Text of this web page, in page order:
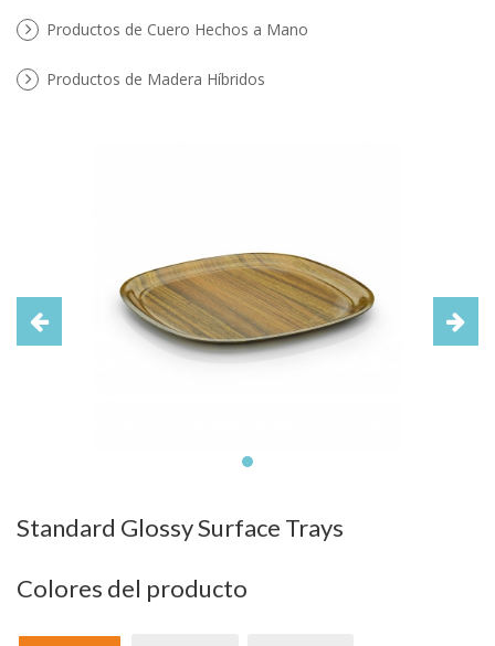
Productos de Cuero Hechos a Mano
Productos de Madera Híbridos
Standard Glossy Surface Trays
Colores del producto